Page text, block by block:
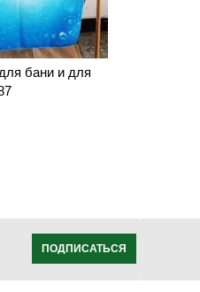
бани и для
ПОДПИСАТЬСЯ